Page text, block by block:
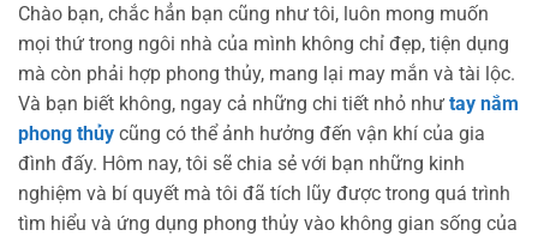
Chào bạn, chắc hẳn bạn cũng như tôi, luôn mong muốn
mọi thứ trong ngôi nhà của mình không chỉ đẹp, tiện dụng
mà còn phải hợp phong thủy, mang lại may mắn và tài lộc.
Và bạn biết không, ngay cả những chi tiết nhỏ như tay nắm
phong thủy cũng có thể ảnh hưởng đến vận khí của gia
đình đấy. Hôm nay, tôi sẽ chia sẻ với bạn những kinh
nghiệm và bí quyết mà tôi đã tích lũy được trong quá trình
tìm hiểu và ứng dụng phong thủy vào không gian sống của